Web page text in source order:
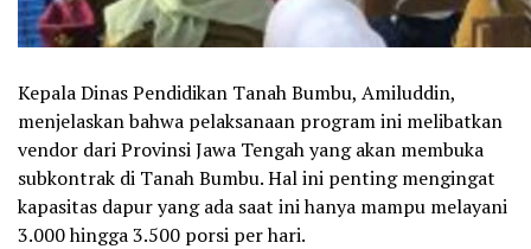
Kepala Dinas Pendidikan Tanah Bumbu, Amiluddin,
menjelaskan bahwa pelaksanaan program ini melibatkan
vendor dari Provinsi Jawa Tengah yang akan membuka
subkontrak di Tanah Bumbu. Hal ini penting mengingat
kapasitas dapur yang ada saat ini hanya mampu melayani
3.000 hingga 3.500 porsi per hari.